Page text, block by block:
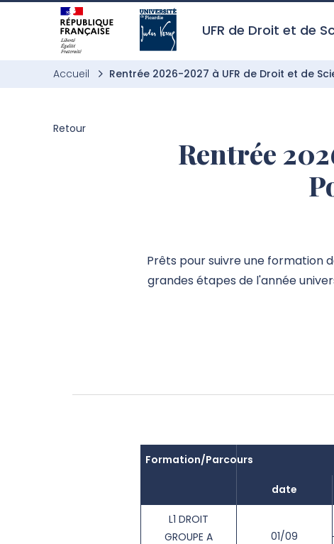
Aller à l’entête de page
Aller au menu principale
Aller au contenu principal
Aller à la recherche
Passer aux cookies
Aller au pied de page
UFR de Droit et de
Accueil Rentrée 2026-2027 à UFR de Droit et de
Retour
Rentrée
Prêts pour suivre une formation
grandes étapes de l'année
Formation/Parcours
date
L1 DROIT
GROUPE A
01/09